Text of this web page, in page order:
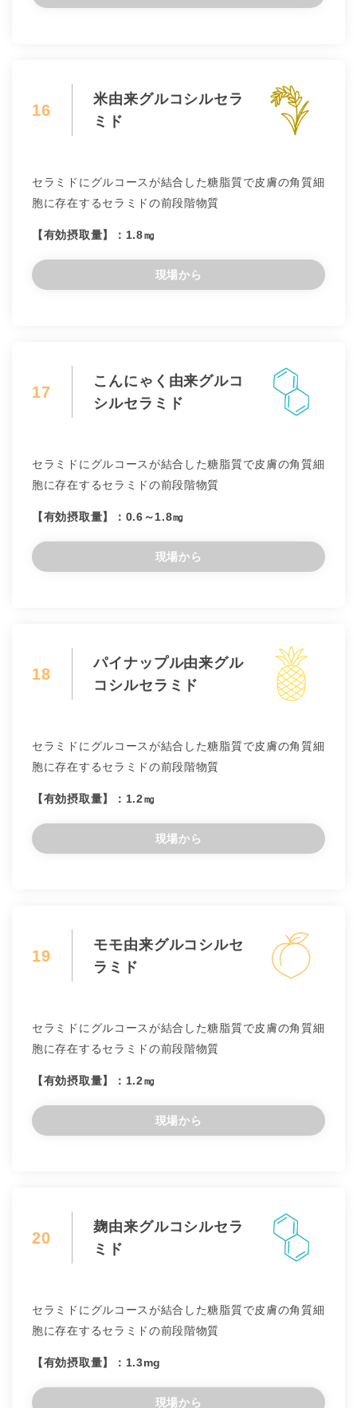
16
米由来グルコシルセラ
ミド
セラミドにグルコースが結合した糖脂質で皮膚の角質細
胞に存在するセラミドの前段階物質
【有効摂取量】：1.8㎎
現場から
17
こんにゃく由来グルコ
シルセラミド
セラミドにグルコースが結合した糖脂質で皮膚の角質細
胞に存在するセラミドの前段階物質
【有効摂取量】：0.6～1.8㎎
現場から
18
パイナップル由来グル
コシルセラミド
セラミドにグルコースが結合した糖脂質で皮膚の角質細
胞に存在するセラミドの前段階物質
【有効摂取量】：1.2㎎
現場から
19
モモ由来グルコシルセ
ラミド
セラミドにグルコースが結合した糖脂質で皮膚の角質細
胞に存在するセラミドの前段階物質
【有効摂取量】：1.2㎎
現場から
20
麹由来グルコシルセラ
ミド
セラミドにグルコースが結合した糖脂質で皮膚の角質細
胞に存在するセラミドの前段階物質
【有効摂取量】：1.3mg
現場から